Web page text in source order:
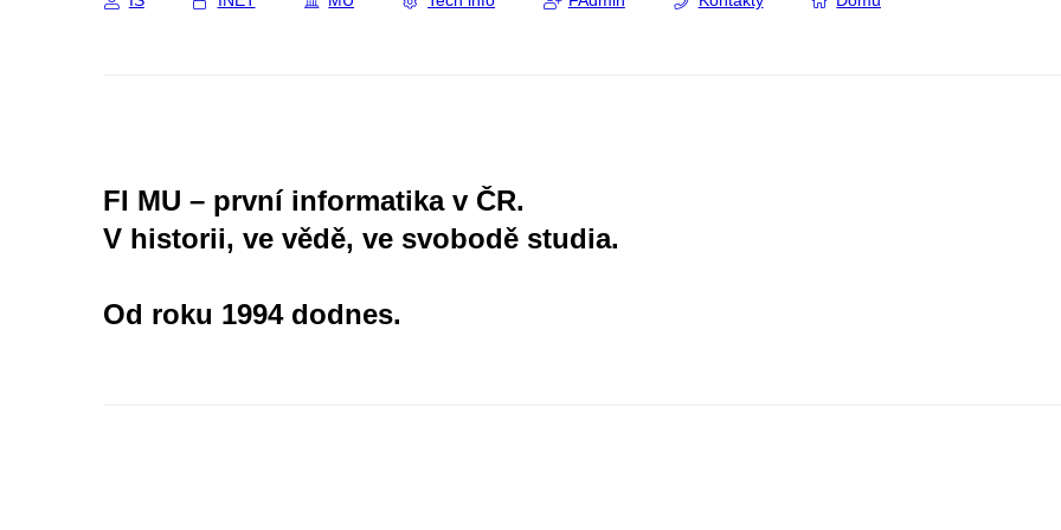
FI MU – první informatika v ČR.
V historii, ve vědě, ve svobodě studia.
Od roku 1994 dodnes.